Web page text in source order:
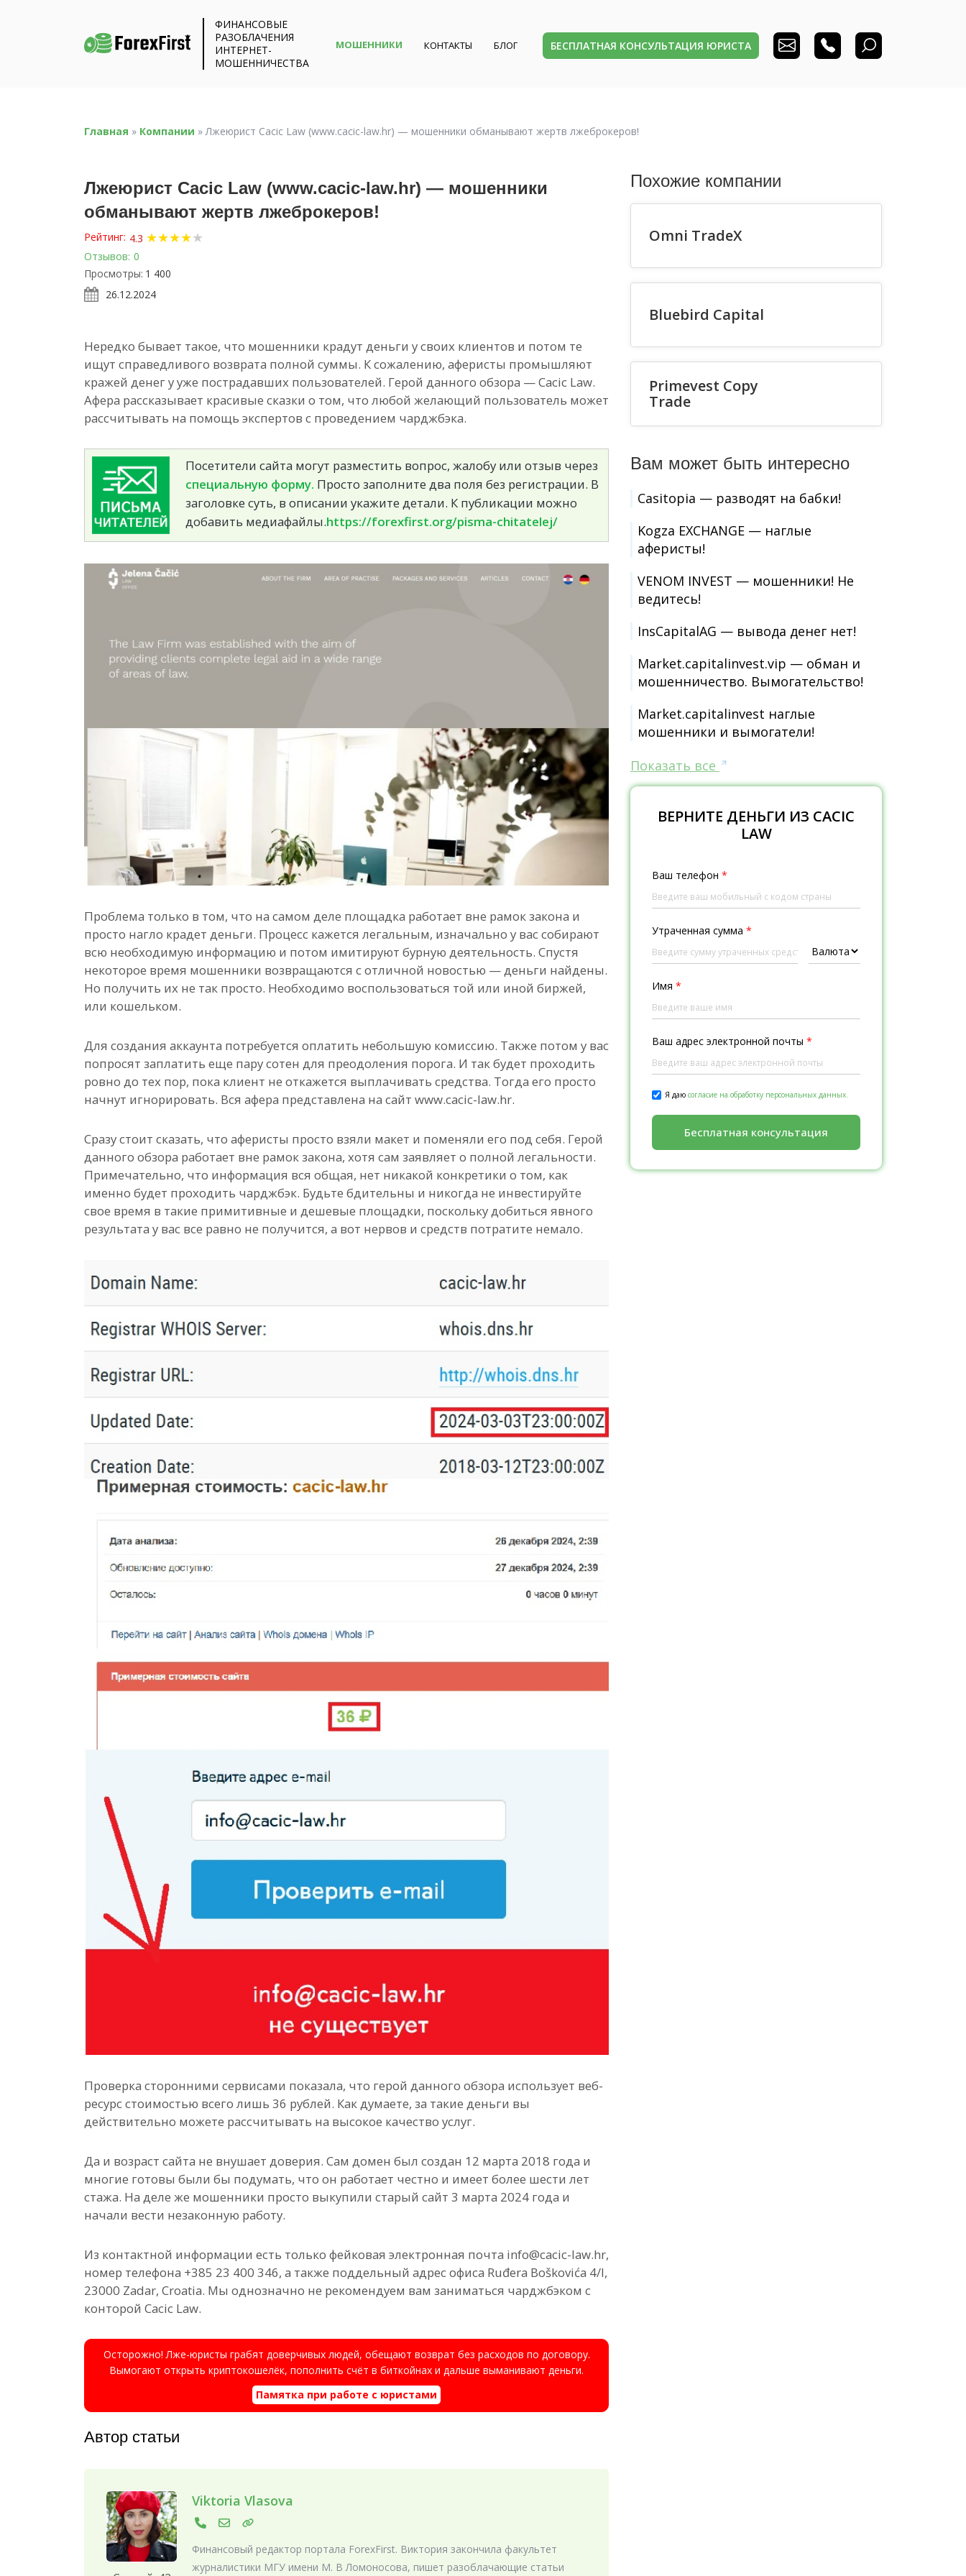
ФИНАНСОВЫЕ
РАЗОБЛАЧЕНИЯ
ИНТЕРНЕТ-
МОШЕННИЧЕСТВА
МОШЕННИКИ КОНТАКТЫ БЛОГ БЕСПЛАТНАЯ КОНСУЛЬТАЦИЯ ЮРИСТА
Главная » Компании »Лжеюрист Cacic Law (www.cacic-law.hr) — мошенники обманывают жертв лжеброкеров!
Лжеюрист Cacic Law (www.cacic-law.hr) — мошенники
обманывают жертв лжеброкеров!
Рейтинг: 4.3 ★★★★★
Отзывов: 0
Просмотры: 1 400
26.12.2024
Нередко бывает такое, что мошенники крадут деньги у своих клиентов и потом те
ищут справедливого возврата полной суммы. К сожалению, аферисты промышляют
кражей денег у уже пострадавших пользователей. Герой данного обзора — Cacic Law.
Афера рассказывает красивые сказки о том, что любой желающий пользователь может
рассчитывать на помощь экспертов с проведением чарджбэка.
Посетители сайта могут разместить вопрос, жалобу или отзыв через
специальную форму. Просто заполните два поля без регистрации. В
заголовке суть, в описании укажите детали. К публикации можно
добавить медиафайлы.https://forexfirst.org/pisma-chitatelej/
Проблема только в том, что на самом деле площадка работает вне рамок закона и
просто нагло крадет деньги. Процесс кажется легальным, изначально у вас собирают
всю необходимую информацию и потом имитируют бурную деятельность. Спустя
некоторое время мошенники возвращаются с отличной новостью — деньги найдены.
Но получить их не так просто. Необходимо воспользоваться той или иной биржей,
или кошельком.
Для создания аккаунта потребуется оплатить небольшую комиссию. Также потом у вас
попросят заплатить еще пару сотен для преодоления порога. И так будет проходить
ровно до тех пор, пока клиент не откажется выплачивать средства. Тогда его просто
начнут игнорировать. Вся афера представлена на сайт www.cacic-law.hr.
Сразу стоит сказать, что аферисты просто взяли макет и поменяли его под себя. Герой
данного обзора работает вне рамок закона, хотя сам заявляет о полной легальности.
Примечательно, что информация вся общая, нет никакой конкретики о том, как
именно будет проходить чарджбэк. Будьте бдительны и никогда не инвестируйте
свое время в такие примитивные и дешевые площадки, поскольку добиться явного
результата у вас все равно не получится, а вот нервов и средств потратите немало.
Проверка сторонними сервисами показала, что герой данного обзора использует веб-
ресурс стоимостью всего лишь 36 рублей. Как думаете, за такие деньги вы
действительно можете рассчитывать на высокое качество услуг.
Да и возраст сайта не внушает доверия. Сам домен был создан 12 марта 2018 года и
многие готовы были бы подумать, что он работает честно и имеет более шести лет
стажа. На деле же мошенники просто выкупили старый сайт 3 марта 2024 года и
начали вести незаконную работу.
Из контактной информации есть только фейковая электронная почта info@cacic-law.hr,
номер телефона +385 23 400 346, а также поддельный адрес офиса Ruđera Boškovića 4/I,
23000 Zadar, Croatia. Мы однозначно не рекомендуем вам заниматься чарджбэком с
конторой Cacic Law.
Осторожно! Лже-юристы грабят доверчивых людей, обещают возврат без расходов по договору.
Вымогают открыть криптокошелёк, пополнить счёт в биткойнах и дальше выманивают деньги.
Памятка при работе с юристами
Автор статьи
Viktoria Vlasova
Финансовый редактор портала ForexFirst. Виктория закончила факультет
журналистики МГУ имени М. В Ломоносова, пишет разоблачающие статьи
Похожие компании
Omni TradeX
Bluebird Capital
Primevest Copy
Trade
Вам может быть интересно
Casitopia — разводят на бабки!
Kogza EXCHANGE — наглые
аферисты!
VENOM INVEST — мошенники! Не
ведитесь!
InsCapitalAG — вывода денег нет!
Market.capitalinvest.vip — обман и
мошенничество. Вымогательство!
Market.capitalinvest наглые
мошенники и вымогатели!
Показать все
ВЕРНИТЕ ДЕНЬГИ ИЗ CACIC
LAW
Ваш телефон *
Утраченная сумма *
Имя *
Ваш адрес электронной почты *
Я даю согласие на обработку персональных данных.
Бесплатная консультация